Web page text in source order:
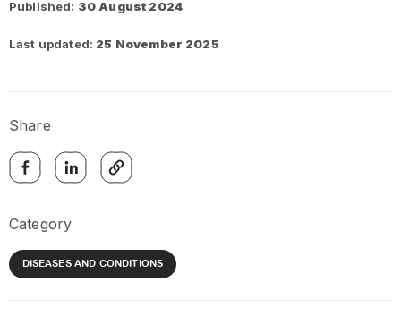
Published: 30 August 2024
Last updated: 25 November 2025
Share
Category
DISEASES AND CONDITIONS